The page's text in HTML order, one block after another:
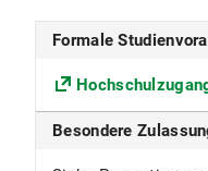
Studiensprache
Fakultät
Formale
Besondere